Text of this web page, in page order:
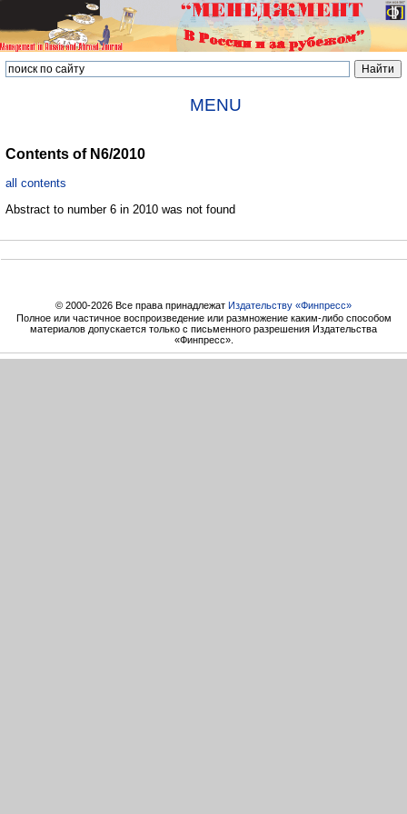
MENU
Contents of N6/2010
all contents
Abstract to number 6 in 2010 was not found
© 2000-2026 Все права принадлежат Издательству «Финпресс»
Полное или частичное воспроизведение или размножение каким-либо способом
материалов допускается только с письменного разрешения Издательства
«Финпресс».